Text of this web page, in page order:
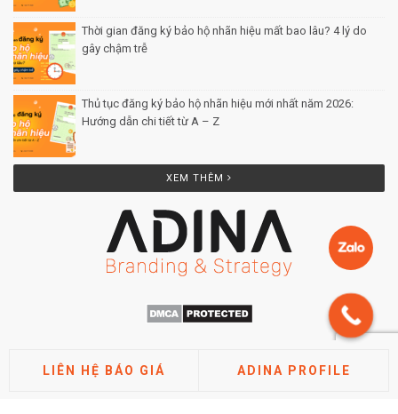
Thời gian đăng ký bảo hộ nhãn hiệu mất bao lâu? 4 lý do
gây chậm trễ
Thủ tục đăng ký bảo hộ nhãn hiệu mới nhất năm 2026:
Hướng dẫn chi tiết từ A – Z
XEM THÊM
LIÊN HỆ BÁO GIÁ ADINA PROFILE